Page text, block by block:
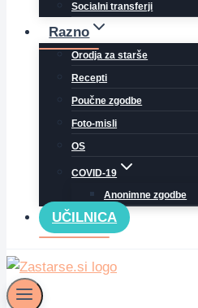
Socialni transferji
Razno
Orodja za starše
Recepti
Poučne zgodbe
Foto-misli
OS
COVID-19
Anonimne zgodbe
UČILNICA